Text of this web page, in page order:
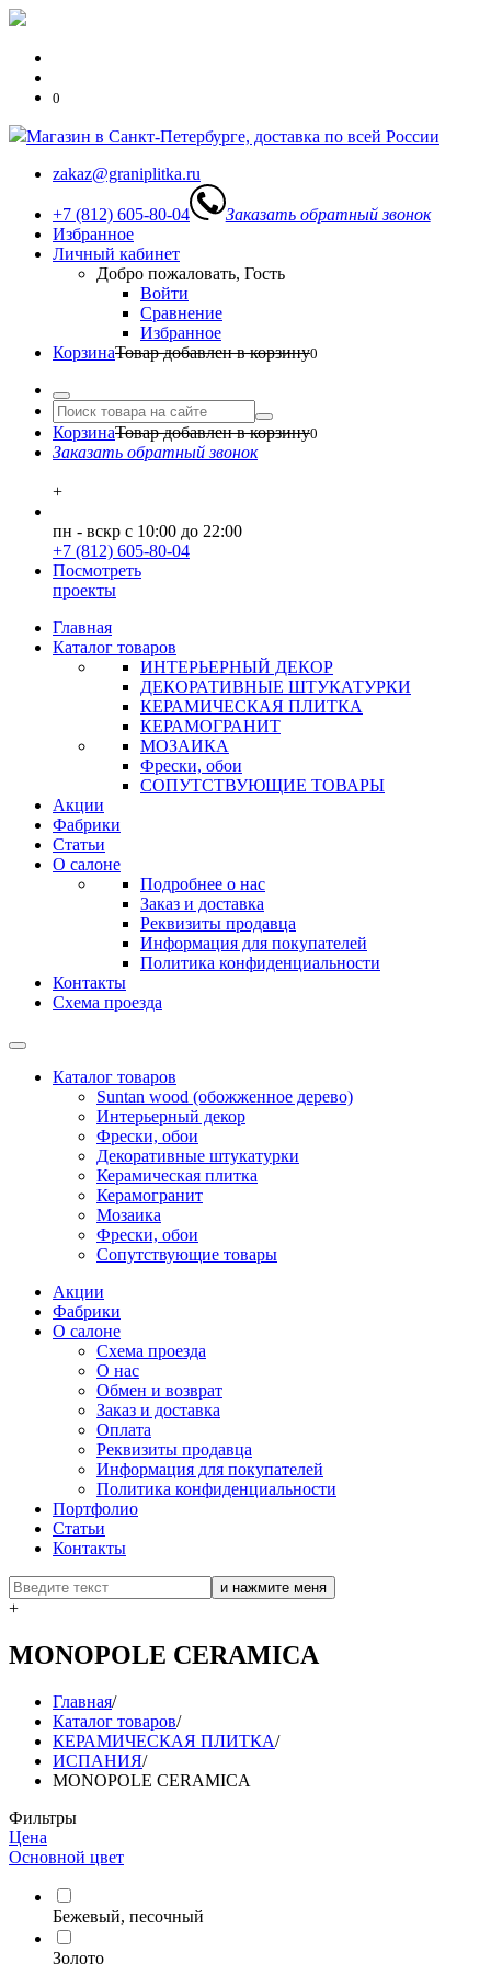
0
Магазин в Санкт-Петербурге, доставка по всей России
zakaz@graniplitka.ru
+7 (812) 605-80-04
Заказать обратный звонок
Избранное
Личный кабинет
Добро пожаловать, Гость
Войти
Сравнение
Избранное
КорзинаТовар добавлен в корзину0
КорзинаТовар добавлен в корзину0
Заказать обратный звонок
+
пн - вскр с 10:00 до 22:00
+7 (812) 605-80-04
Посмотреть
проекты
Главная
Каталог товаров
ИНТЕРЬЕРНЫЙ ДЕКОР
ДЕКОРАТИВНЫЕ ШТУКАТУРКИ
КЕРАМИЧЕСКАЯ ПЛИТКА
КЕРАМОГРАНИТ
МОЗАИКА
Фрески, обои
СОПУТСТВУЮЩИЕ ТОВАРЫ
Акции
Фабрики
Статьи
О салоне
Подробнее о нас
Заказ и доставка
Реквизиты продавца
Информация для покупателей
Политика конфиденциальности
Контакты
Схема проезда
Каталог товаров
Suntan wood (обожженное дерево)
Интерьерный декор
Фрески, обои
Декоративные штукатурки
Керамическая плитка
Керамогранит
Мозаика
Фрески, обои
Сопутствующие товары
Акции
Фабрики
О салоне
Схема проезда
О нас
Обмен и возврат
Заказ и доставка
Оплата
Реквизиты продавца
Информация для покупателей
Политика конфиденциальности
Портфолио
Статьи
Контакты
+
MONOPOLE CERAMICA
Главная/
Каталог товаров/
КЕРАМИЧЕСКАЯ ПЛИТКА/
ИСПАНИЯ/
MONOPOLE CERAMICA
Фильтры
Цена
Основной цвет
Бежевый, песочный
Золото